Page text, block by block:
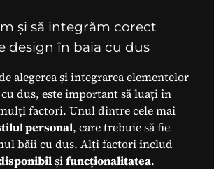
și să integrăm corect
design în baia cu dus
alegerea și integrarea elementelor
dus, este important să luați în
factori. Unul dintre cele mai
personal, care trebuie să fie
băii cu dus. Alți factori includ
șifuncționalitatea.